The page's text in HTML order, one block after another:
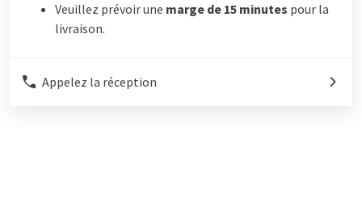
Veuillez prévoir une marge de 15 minutes pour la
livraison.
Appelez la réception